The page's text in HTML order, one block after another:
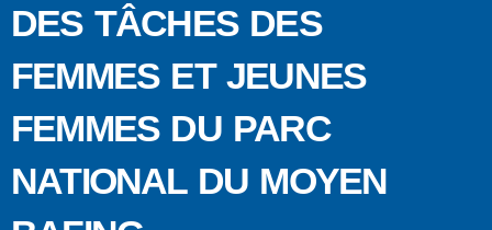
DES TÂCHES DES
FEMMES ET JEUNES
FEMMES DU PARC
NATIONAL DU MOYEN